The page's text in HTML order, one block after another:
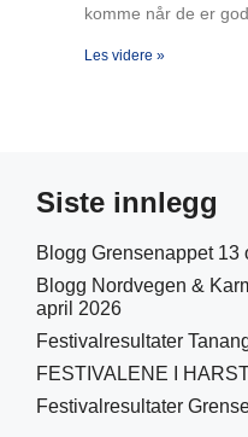
komme når de er
Les videre »
Siste innlegg
Blogg Grensenappet 13
Blogg Nordvegen &
april 2026
Festivalresultater
FESTIVALENE I
Festivalresultater